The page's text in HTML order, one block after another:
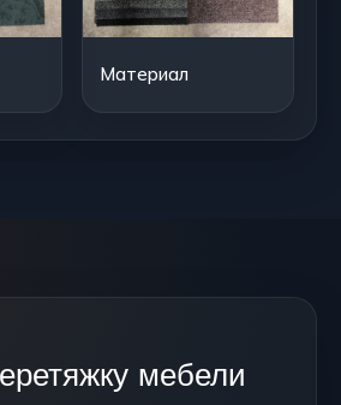
Материал
мебели